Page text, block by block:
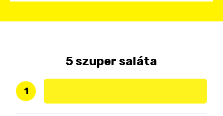
5 szuper saláta
1